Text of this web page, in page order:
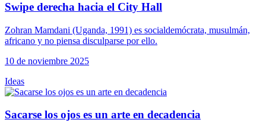
Swipe derecha hacia el City Hall
‍Zohran Mamdani (Uganda, 1991) es socialdemócrata, musulmán,
africano y no piensa disculparse por ello.
10 de noviembre 2025
Ideas
Sacarse los ojos es un arte en decadencia